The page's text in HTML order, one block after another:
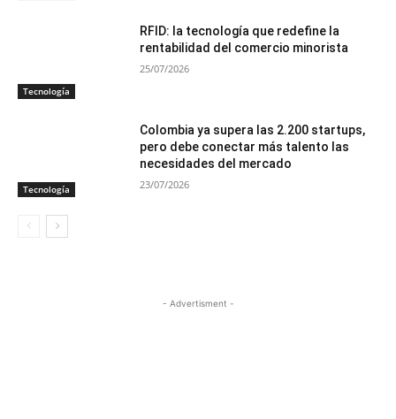
Tecnología
RFID: la tecnología que redefine la
rentabilidad del comercio minorista
25/07/2026
Tecnología
Colombia ya supera las 2.200 startups,
pero debe conectar más talento las
necesidades del mercado
23/07/2026
- Advertisment -